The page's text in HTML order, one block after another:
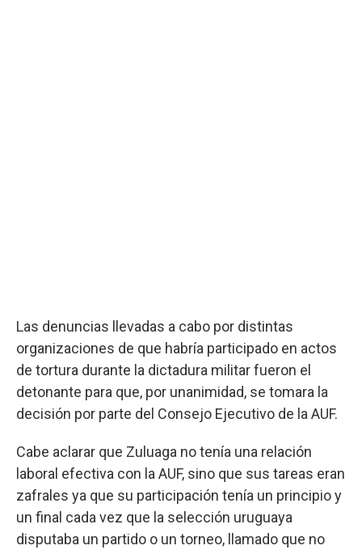
Las denuncias llevadas a cabo por distintas
organizaciones de que habría participado en actos
de tortura durante la dictadura militar fueron el
detonante para que, por unanimidad, se tomara la
decisión por parte del Consejo Ejecutivo de la AUF.
Cabe aclarar que Zuluaga no tenía una relación
laboral efectiva con la AUF, sino que sus tareas eran
zafrales ya que su participación tenía un principio y
un final cada vez que la selección uruguaya
disputaba un partido o un torneo, llamado que no